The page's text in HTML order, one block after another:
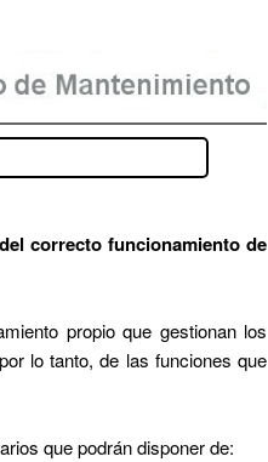
correcto funcionamiento de
propio que gestionan los
lo tanto, de las funciones que
que podrán disponer de: